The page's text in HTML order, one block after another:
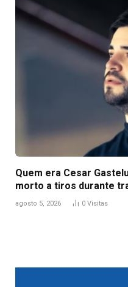
Quem era Cesar
morto a tiros durante
agosto 5, 2026 0 Visitas